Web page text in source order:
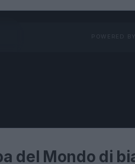
del Mondo di